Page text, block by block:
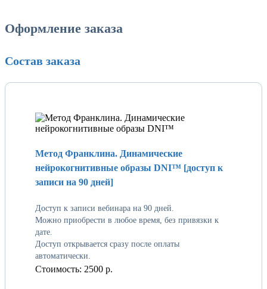
Оформление заказа
Состав заказа
Метод Франклина. Динамические
нейрокогнитивные образы DNI™ [доступ к
записи на 90 дней]
Доступ к записи вебинара на 90 дней.
Можно приобрести в любое время, без привязки к
дате.
Доступ открывается сразу после оплаты
автоматически.
Стоимость: 2500 р.